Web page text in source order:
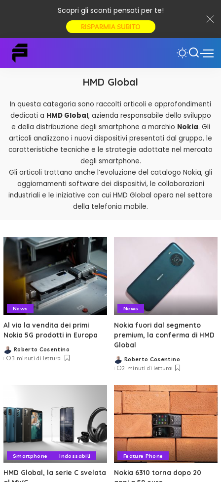
Scopri gli sconti pensati per te!
RISPARMIA SUBITO
HMD Global
In questa categoria sono raccolti articoli e approfondimenti
dedicati a HMD Global, azienda responsabile dello sviluppo
e della distribuzione degli smartphone a marchio Nokia. Gli
articoli analizzano i nuovi dispositivi presentati dal gruppo, le
caratteristiche tecniche e le strategie adottate nel mercato
degli smartphone.
Gli articoli trattano anche l’evoluzione del catalogo Nokia, gli
aggiornamenti software dei dispositivi, le collaborazioni
industriali e le iniziative con cui HMD Global opera nel settore
della telefonia mobile.
News
Al via la vendita dei primi
Nokia 5G prodotti in Europa
Posted
by
Roberto Cosentino
3 minuti di lettura
News
Nokia fuori dal segmento
premium, la conferma di HMD
Global
Posted
by
Roberto Cosentino
2 minuti di lettura
Smartphone Indossabili
HMD Global, la serie C svelata
Feature Phone
Nokia 6310 torna dopo 20